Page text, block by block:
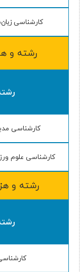
کارشناسی
رشته و
کارشناسی
کارشناسی علوم
رشته و